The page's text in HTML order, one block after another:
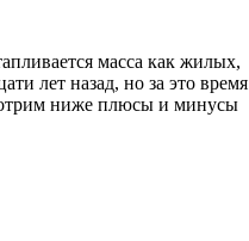
масса как жилых,
лет назад, но за это время
ниже плюсы и минусы